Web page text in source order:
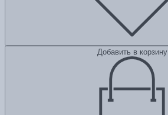
Добавить в корзину